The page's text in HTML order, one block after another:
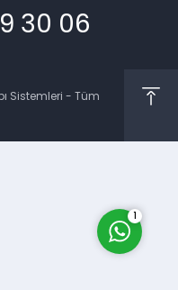
30 06
Sistemleri - Tüm
1